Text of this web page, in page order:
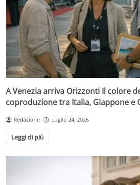
A Venezia arriva Orizzonti Il colore
coproduzione tra Italia, Giappone e
Redazione Luglio 24, 2026
Leggi di più